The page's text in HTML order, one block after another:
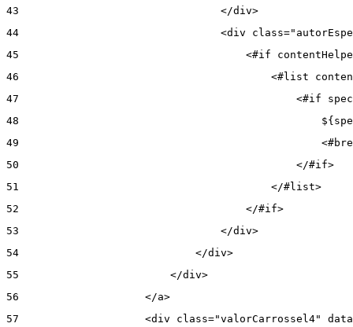
43
                                </div>
44
<div
45
<#if
46
<#list
47
<#if
48
49
50
                                            </#if>
51
                                        </#list>
52
                                    </#if>
53
                                </div>
54
                            </div>
55
                        </div>
56
                    </a>
57
<div class="valorCarrossel4"